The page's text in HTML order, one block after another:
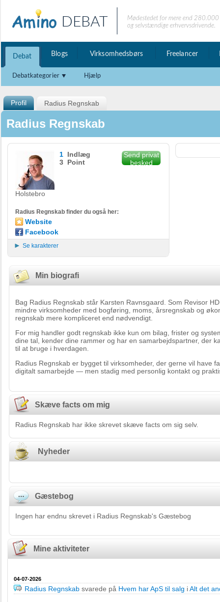
DEBAT
Mødestedet for mere end
og selvstændige erhvervsdrivende.
Debat Blogs Virksomhedsbørs Freelancer
Debatkategorier Hjælp
Profil Radius Regnskab
Radius Regnskab
Holstebro
1 Indlæg
3 Point
Send privat
besked
Radius Regnskab finder du også her:
Website
Facebook
Se karakterer
Min biografi
Bag Radius Regnskab står Karsten Ravnsgaard. Som Revisor
mindre virksomheder med bogføring, moms, årsregnskab og
regnskab mere kompliceret end nødvendigt.
For mig handler godt regnskab ikke kun om bilag, frister og
dine tal, kender dine rammer og har en samarbejdspartner, der
til at bruge i hverdagen.
Radius Regnskab er bygget til virksomheder, der gerne vil have
digitalt samarbejde — men stadig med personlig kontakt og
Skæve facts om mig
Radius Regnskab har ikke skrevet skæve facts om sig selv.
Nyheder
Gæstebog
Ingen har endnu skrevet i Radius Regnskab's Gæstebog
Mine aktiviteter
04-07-2026
Radius Regnskab svarede på Hvem har ApS til salg iAlt det